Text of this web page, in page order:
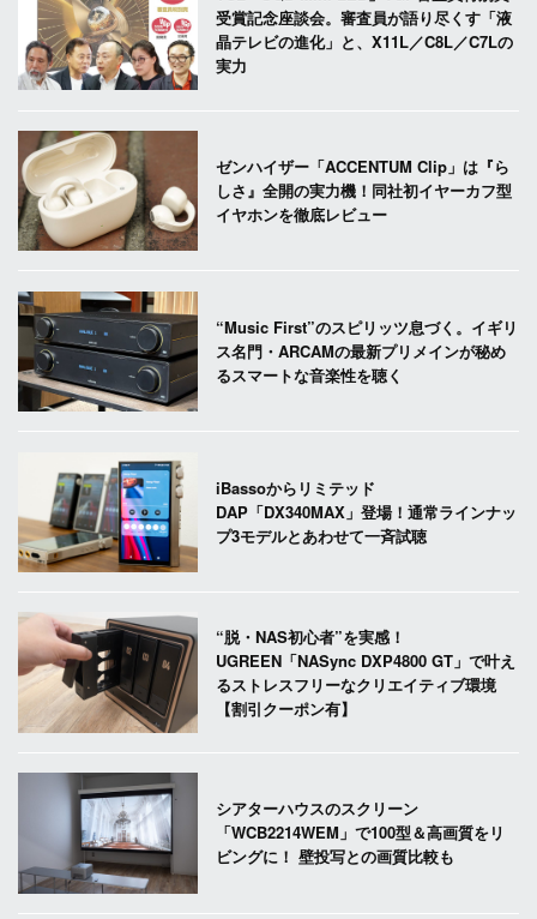
受賞記念座談会。審査員が語り尽くす「液
晶テレビの進化」と、X11L／C8L／C7Lの
実力
ゼンハイザー「ACCENTUM Clip」は『ら
しさ』全開の実力機！同社初イヤーカフ型
イヤホンを徹底レビュー
“Music First”のスピリッツ息づく。イギリ
ス名門・ARCAMの最新プリメインが秘め
るスマートな音楽性を聴く
iBassoからリミテッド
DAP「DX340MAX」登場！通常ラインナッ
プ3モデルとあわせて一斉試聴
“脱・NAS初心者”を実感！
UGREEN「NASync DXP4800 GT」で叶え
るストレスフリーなクリエイティブ環境
【割引クーポン有】
シアターハウスのスクリーン
「WCB2214WEM」で100型＆高画質をリ
ビングに！ 壁投写との画質比較も